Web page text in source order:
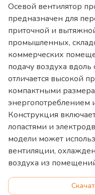
Осевой вентилятор
предназначен для
приточной и
промышленных,
коммерческих
подачу воздуха
отличается высокой
компактными
энергопотреблением
Конструкция
лопастями и
модели может
вентиляции,
воздуха из